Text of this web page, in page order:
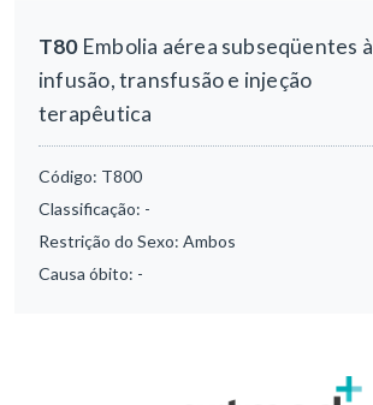
T80Embolia aérea subseqüentes à
infusão, transfusão e injeção
terapêutica
Código: T800
Classificação: -
Restrição do Sexo: Ambos
Causa óbito: -